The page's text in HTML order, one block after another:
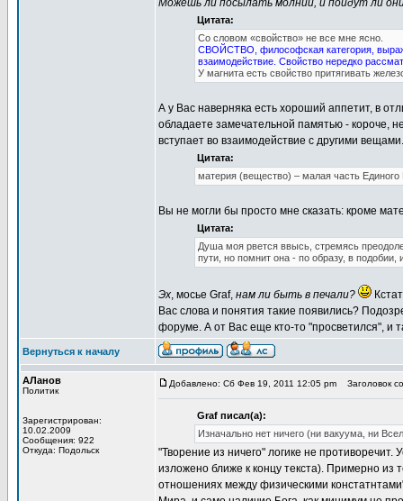
Можешь ли посылать молнии, и пойдут ли
Цитата:
Со словом «свойство» не все мне ясно.
СВОЙСТВО, философская категория,
взаимодействие. Свойство нередко
У магнита есть свойство притягивать
А у Вас наверняка есть хороший аппетит, в
обладаете замечательной памятью - короче,
вступает во взаимодействие с другими вещами.
Цитата:
материя (вещество) – малая часть
Вы не могли бы просто мне сказать: кроме
Цитата:
Душа моя рвется ввысь, стремясь
пути, но помнит она - по образу, в
Эх, мосье Graf, нам ли быть в печали?
Вас слова и понятия такие появились?
форуме. А от Вас еще кто-то "просветился", и
Вернуться к началу
АЛанов
Политик
Зарегистрирован:
10.02.2009
Сообщения: 922
Откуда: Подольск
Добавлено: Сб Фев 19, 2011 12:05 pm Заголовок
Graf писал(а):
Изначально нет ничего (ни вакуума, ни
"Творение из ничего" логике не
изложено ближе к концу текста). Примерно
отношениях между физическими